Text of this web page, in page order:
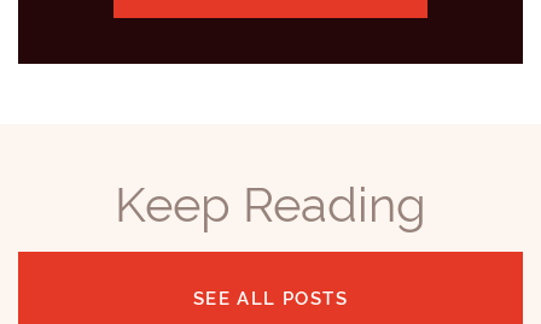
Keep Reading
SEE ALL POSTS